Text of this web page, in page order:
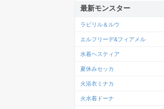
最新モンスター
ラビリル＆ルウ
エルフリーデ&フィアメル
水着ヘスティア
夏休みセッカ
火浴衣ミナカ
火水着ドーナ